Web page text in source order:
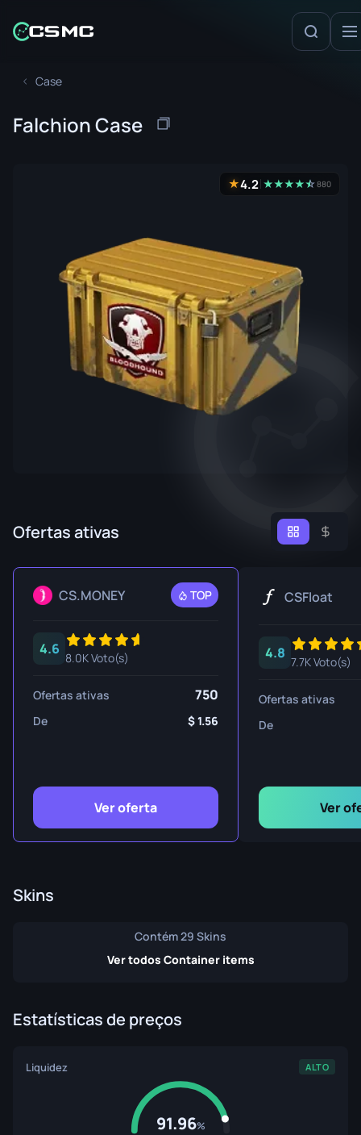
Case
Falchion Case
★4.2 ★★★★★
☆880
Ofertas ativas
CS.MONEY TOP
4.6
8.0K Voto(s)
Ofertas ativas 750
De 1.56
Ver oferta
CSFloat
4.8
7.7K Voto(s)
Ofertas ativas
De
Ver
Skins
Contém 29 Skins
Ver todos Container items
Estatísticas de preços
Liquidez ALTO
91.96%